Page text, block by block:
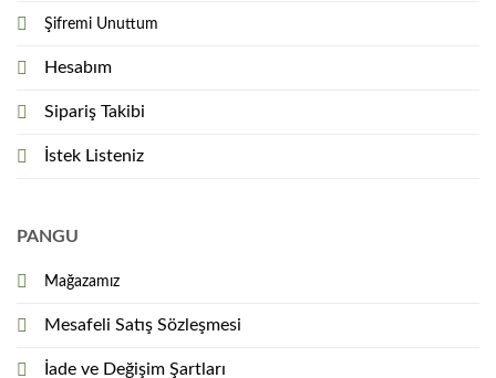
Şifremi Unuttum
Hesabım
Sipariş Takibi
İstek Listeniz
PANGU
Mağazamız
Mesafeli Satış Sözleşmesi
İade ve Değişim Şartları